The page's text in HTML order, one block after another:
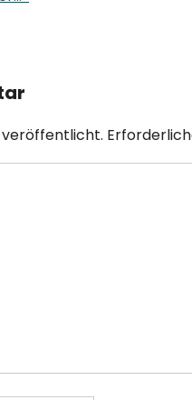
veröffentlicht.